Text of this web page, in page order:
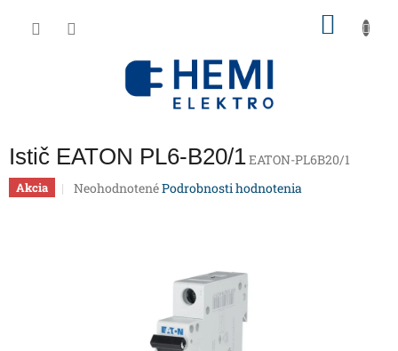
Istič EATON PL6-B20/1EATON-PL6B20/1
Akcia
Priemerné
NeohodnotenéPodrobnosti hodnotenia